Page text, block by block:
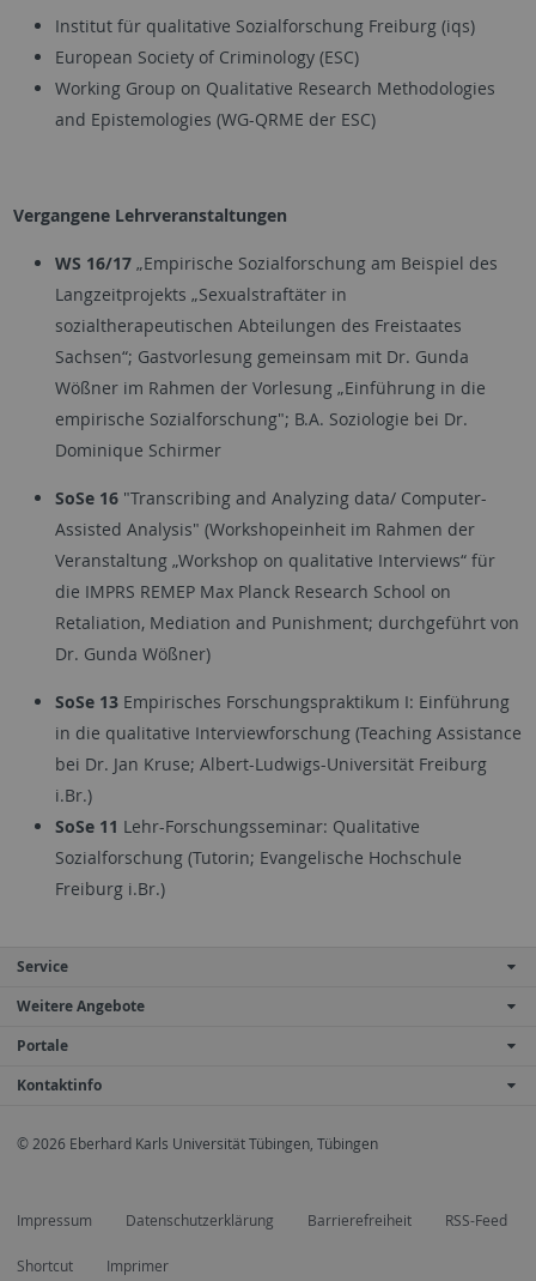
Institut für qualitative Sozialforschung Freiburg (iqs)
European Society of Criminology (ESC)
Working Group on Qualitative Research Methodologies
and Epistemologies (WG-QRME der ESC)
Vergangene Lehrveranstaltungen
WS 16/17 „Empirische Sozialforschung am Beispiel des
Langzeitprojekts „Sexualstraftäter in
sozialtherapeutischen Abteilungen des Freistaates
Sachsen“; Gastvorlesung gemeinsam mit Dr. Gunda
Wößner im Rahmen der Vorlesung „Einführung in die
empirische Sozialforschung"; B.A. Soziologie bei Dr.
Dominique Schirmer
SoSe 16"Transcribing and Analyzing data/ Computer-
Assisted Analysis" (Workshopeinheit im Rahmen der
Veranstaltung „Workshop on qualitative Interviews“ für
die IMPRS REMEP Max Planck Research School on
Retaliation, Mediation and Punishment; durchgeführt von
Dr. Gunda Wößner)
SoSe 13Empirisches Forschungspraktikum I: Einführung
in die qualitative Interviewforschung (Teaching Assistance
bei Dr. Jan Kruse; Albert-Ludwigs-Universität Freiburg
i.Br.)
SoSe 11 Lehr-Forschungsseminar: Qualitative
Sozialforschung (Tutorin; Evangelische Hochschule
Freiburg i.Br.)
Service
Weitere Angebote
Portale
Kontaktinfo
© 2026 Eberhard Karls Universität Tübingen, Tübingen
Impressum Datenschutzerklärung Barrierefreiheit RSS-Feed
Shortcut Imprimer